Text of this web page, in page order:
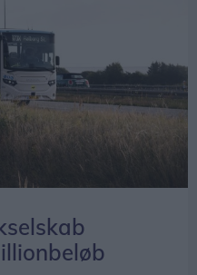
og der er gratis